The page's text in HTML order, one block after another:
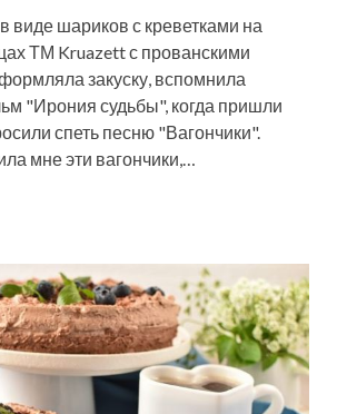
виде шариков с креветками на
ТМ Kruazett с прованскими
закуску, вспомнила
"Ирония судьбы", когда пришли
спеть песню "Вагончики".
мне эти вагончики,…